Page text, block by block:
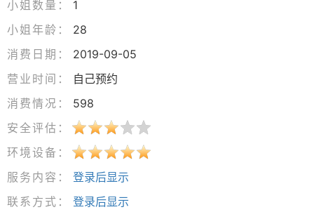
小姐数量：
1
小姐年龄：
28
消费日期：
2019-09-05
营业时间：
自己预约
消费情况：
598
安全评估：
环境设备：
服务内容：
登录后显示
联系方式：
登录后显示